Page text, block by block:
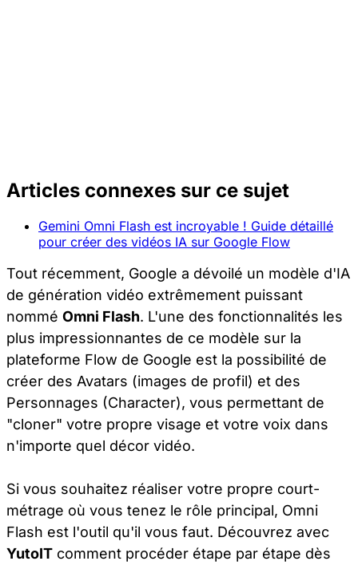
Articles connexes sur ce sujet
Gemini Omni Flash est incroyable ! Guide détaillé
pour créer des vidéos IA sur Google Flow
Tout récemment, Google a dévoilé un modèle d'IA
de génération vidéo extrêmement puissant
nommé Omni Flash. L'une des fonctionnalités les
plus impressionnantes de ce modèle sur la
plateforme Flow de Google est la possibilité de
créer des Avatars (images de profil) et des
Personnages (Character), vous permettant de
"cloner" votre propre visage et votre voix dans
n'importe quel décor vidéo.
Si vous souhaitez réaliser votre propre court-
métrage où vous tenez le rôle principal, Omni
Flash est l'outil qu'il vous faut. Découvrez avec
YutoIT comment procéder étape par étape dès